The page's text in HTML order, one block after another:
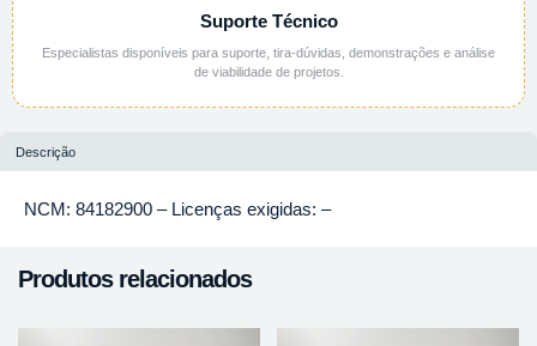
Suporte Técnico
Especialistas disponíveis para suporte, tira-dúvidas, demonstrações e análise
de viabilidade de projetos.
Descrição
NCM: 84182900 – Licenças exigidas: –
Produtos relacionados